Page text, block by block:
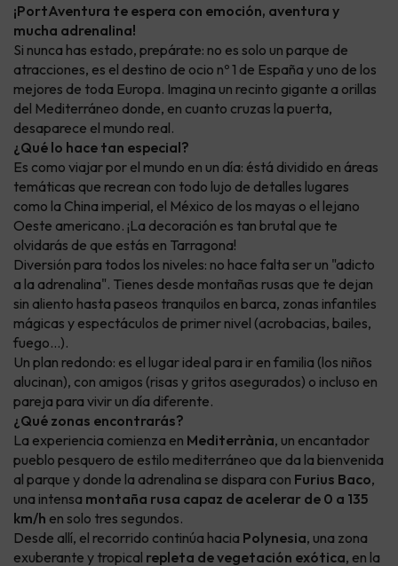
¡PortAventura te espera con emoción, aventura y
mucha adrenalina!
Si nunca has estado, prepárate: no es solo un parque de
atracciones, es el destino de ocio nº 1 de España y uno de los
mejores de toda Europa. Imagina un recinto gigante a orillas
del Mediterráneo donde, en cuanto cruzas la puerta,
desaparece el mundo real.
¿Qué lo hace tan especial?
Es como viajar por el mundo en un día: éstá dividido en áreas
temáticas que recrean con todo lujo de detalles lugares
como la China imperial, el México de los mayas o el lejano
Oeste americano. ¡La decoración es tan brutal que te
olvidarás de que estás en Tarragona!
Diversión para todos los niveles: no hace falta ser un "adicto
a la adrenalina". Tienes desde montañas rusas que te dejan
sin aliento hasta paseos tranquilos en barca, zonas infantiles
mágicas y espectáculos de primer nivel (acrobacias, bailes,
fuego...).
Un plan redondo: es el lugar ideal para ir en familia (los niños
alucinan), con amigos (risas y gritos asegurados) o incluso en
pareja para vivir un día diferente.
¿Qué zonas encontrarás?
La experiencia comienza en Mediterrània, un encantador
pueblo pesquero de estilo mediterráneo que da la bienvenida
al parque y donde la adrenalina se dispara con Furius Baco,
una intensa montaña rusa capaz de acelerar de 0 a 135
km/h en solo tres segundos.
Desde allí, el recorrido continúa hacia Polynesia, una zona
exuberante y tropical repleta de vegetación exótica, en la